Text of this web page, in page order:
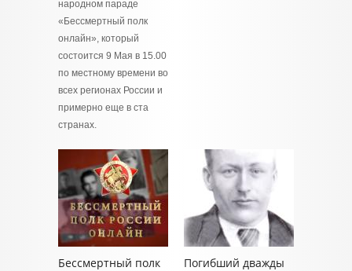
народном параде
«Бессмертный полк
онлайн», который
состоится 9 Мая в 15.00
по местному времени во
всех регионах России и
примерно еще в ста
странах.
Бессмертный полк
Погибший дважды